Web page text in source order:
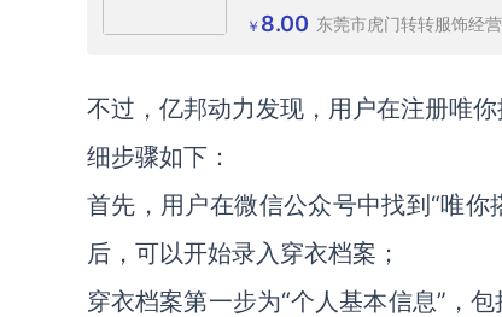
￥ 8.00 东莞市虎门转转服饰经
不过，亿邦动力发现，用户在注册唯
细步骤如下：
首先，用户在微信公众号中找到“唯
后，可以开始录入穿衣档案；
穿衣档案第一步为“个人基本信息”，